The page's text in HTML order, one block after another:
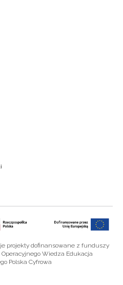
projekty dofinansowane z funduszy
Wiedza Edukacja
Polska Cyfrowa